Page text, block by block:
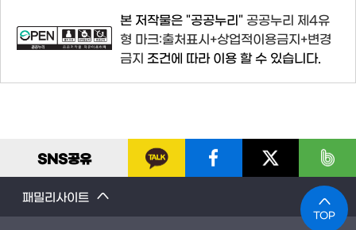
본 저작물은 "공공누리" 공공누리 제4유
형 마크:출처표시+상업적이용금지+변경
금지 조건에 따라 이용 할 수 있습니다.
SNS공유
패밀리사이트
TOP